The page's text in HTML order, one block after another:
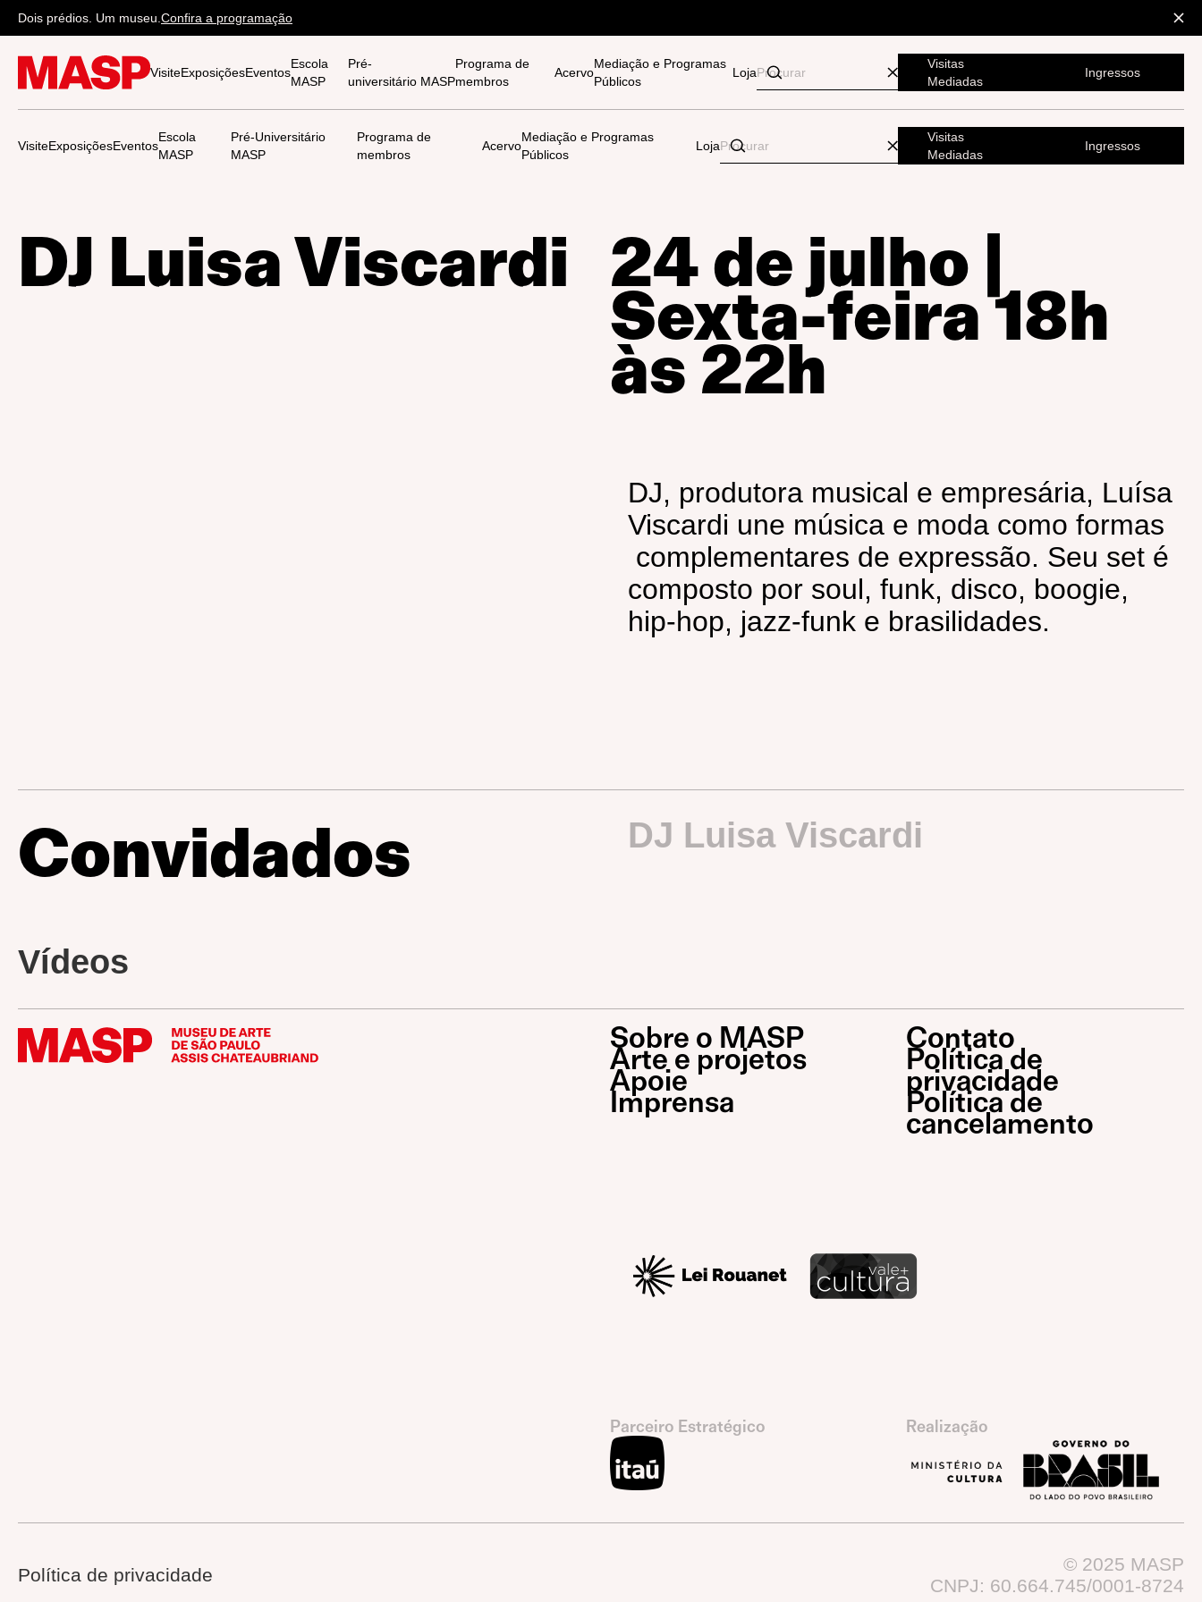
Dois prédios. Um museu. Confira a programação
VisiteExposiçõesEventos
Escola
MASP
Pré-
universitário MASP
Programa de
membros
Acervo
Mediação e Programas
Públicos
Loja
Visitas
Mediadas
Ingressos
VisiteExposiçõesEventos
Escola
MASP
Pré-Universitário
MASP
Programa de
membros
Acervo
Mediação e Programas
Públicos
Loja
Visitas
Mediadas
Ingressos
DJ Luisa Viscardi 24 de julho |
Sexta-feira 18h
às 22h
DJ, produtora musical e empresária, Luísa
Viscardi une música e moda como formas
complementares de expressão. Seu set é
composto por soul, funk, disco, boogie,
hip-hop, jazz-funk e brasilidades.
Convidados DJ Luisa Viscardi
Vídeos
Sobre o MASP
Arte e projetos
Apoie
Imprensa
Contato
Política de
privacidade
Política de
cancelamento
Parceiro Estratégico Realização
Política de privacidade
© 2025 MASP
CNPJ: 60.664.745/0001-8724